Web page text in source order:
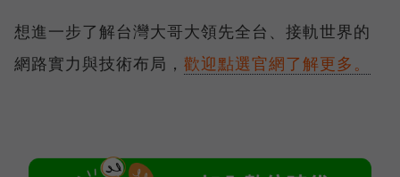
想進一步了解台灣大哥大領先全台、接軌世界的
網路實力與技術布局， 歡迎點選官網了解更多。